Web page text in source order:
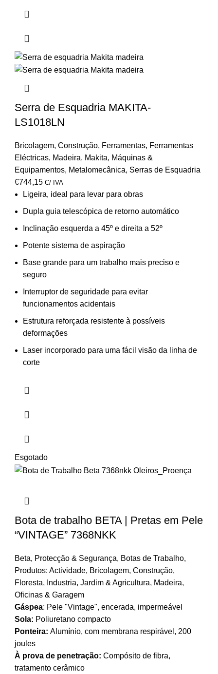
Serra de Esquadria MAKITA-
LS1018LN
Bricolagem, Construção, Ferramentas, Ferramentas
Eléctricas, Madeira, Makita, Máquinas &
Equipamentos, Metalomecânica, Serras de Esquadria
€744,15 C/ IVA
Ligeira, ideal para levar para obras
Dupla guia telescópica de retorno automático
Inclinação esquerda a 45º e direita a 52º
Potente sistema de aspiração
Base grande para um trabalho mais preciso e
seguro
Interruptor de seguridade para evitar
funcionamentos acidentais
Estrutura reforçada resistente à possíveis
deformações
Laser incorporado para uma fácil visão da linha de
corte
Esgotado
Bota de trabalho BETA | Pretas em Pele
“VINTAGE” 7368NKK
Beta, Protecção & Segurança, Botas de Trabalho,
Produtos: Actividade, Bricolagem, Construção,
Floresta, Industria, Jardim & Agricultura, Madeira,
Oficinas & Garagem
Gáspea: Pele "Vintage", encerada, impermeável
Sola: Poliuretano compacto
Ponteira: Alumínio, com membrana respirável, 200
joules
À prova de penetração: Compósito de fibra,
tratamento cerâmico